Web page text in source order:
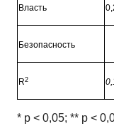
Власть
Безопасность
R2
* p < 0,05; ** p <